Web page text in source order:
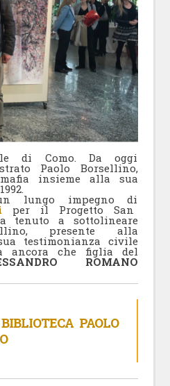
di Como. Da oggi
Paolo Borsellino,
insieme alla sua
lungo impegno di
per il Progetto San
tenuto a sottolineare
presente alla
testimonianza civile
ancora che figlia del
ROMANO
PAOLO